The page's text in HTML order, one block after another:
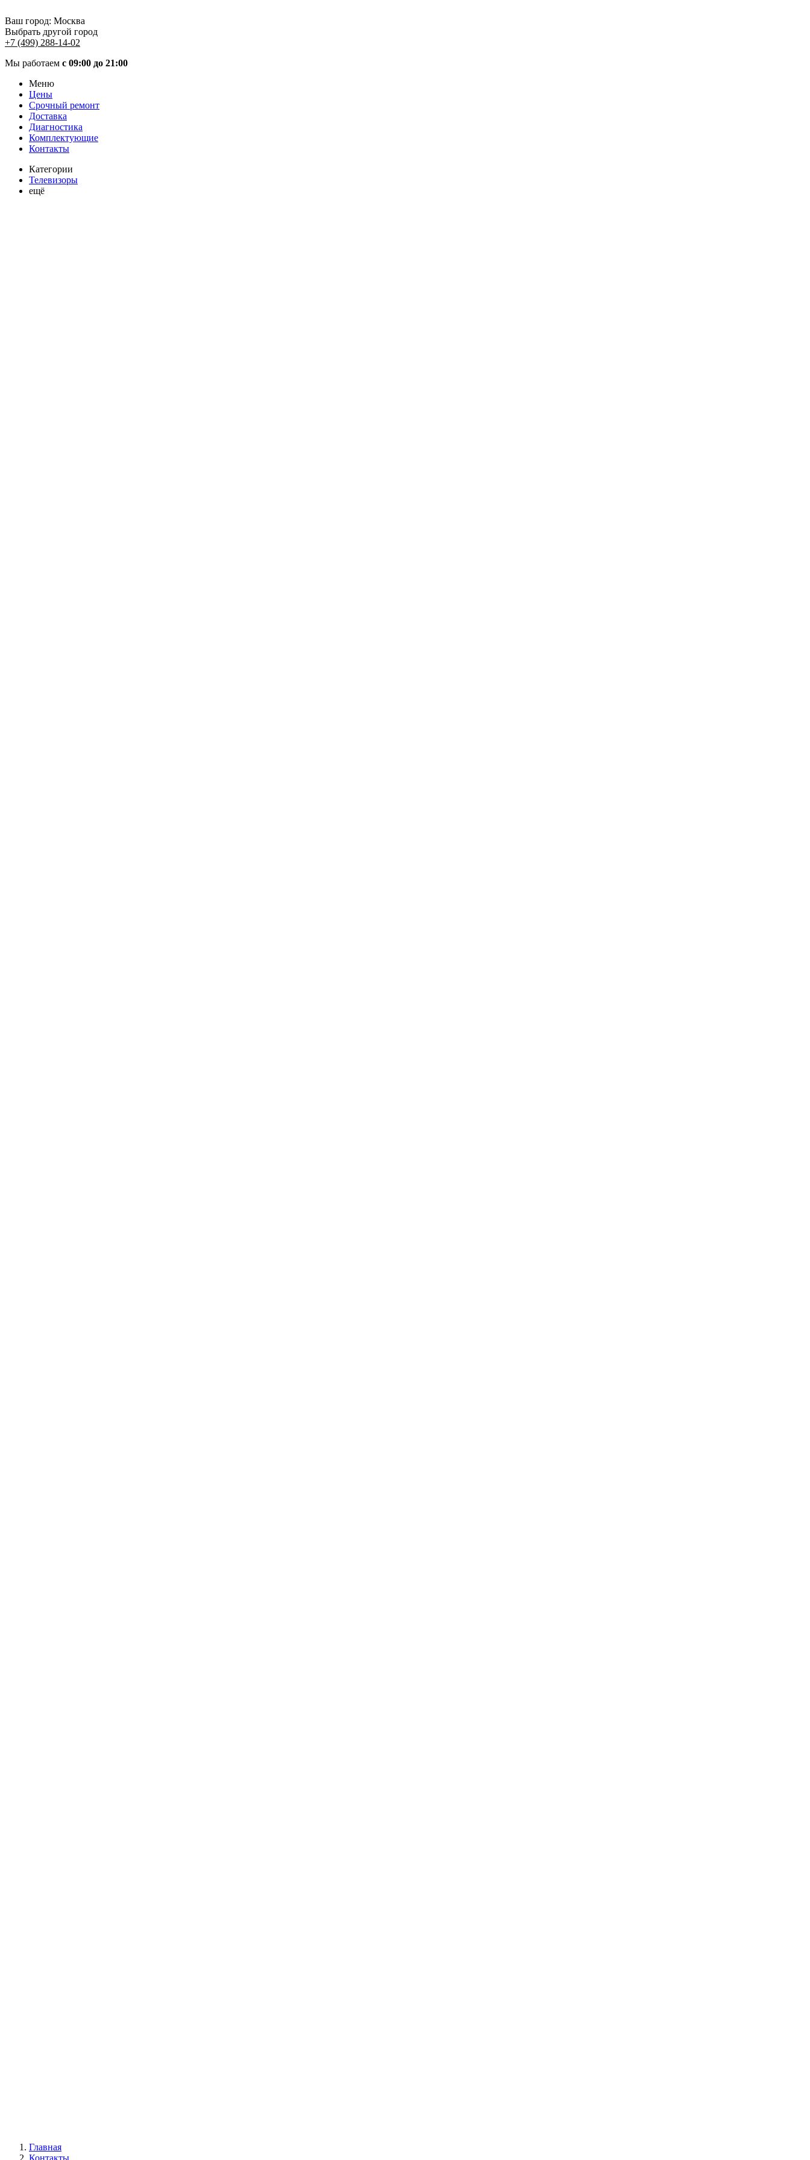
Ваш город: Москва
Выбрать другой город
+7 (499) 288-14-02
Мы работаем с 09:00 до 21:00
Меню
Цены
Срочный ремонт
Доставка
Диагностика
Комплектующие
Контакты
Категории
Телевизоры
ещё
Главная
Контакты